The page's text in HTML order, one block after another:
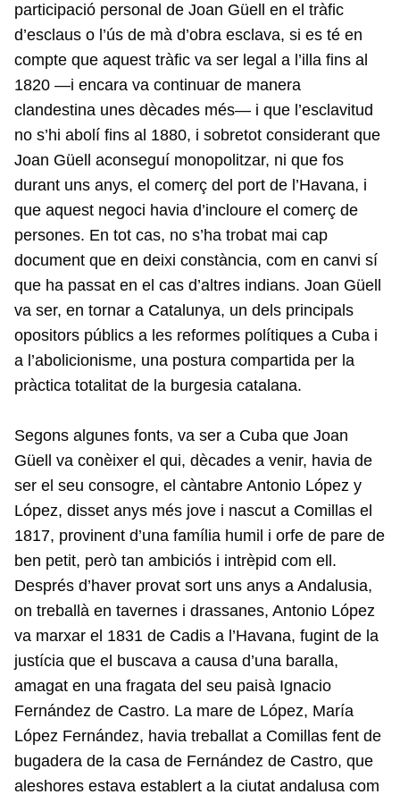
participació personal de Joan Güell en el tràfic
d’esclaus o l’ús de mà d’obra esclava, si es té en
compte que aquest tràfic va ser legal a l’illa fins al
1820 —i encara va continuar de manera
clandestina unes dècades més— i que l’esclavitud
no s’hi abolí fins al 1880, i sobretot considerant que
Joan Güell aconseguí monopolitzar, ni que fos
durant uns anys, el comerç del port de l’Havana, i
que aquest negoci havia d’incloure el comerç de
persones. En tot cas, no s’ha trobat mai cap
document que en deixi constància, com en canvi sí
que ha passat en el cas d’altres indians. Joan Güell
va ser, en tornar a Catalunya, un dels principals
opositors públics a les reformes polítiques a Cuba i
a l’abolicionisme, una postura compartida per la
pràctica totalitat de la burgesia catalana.
Segons algunes fonts, va ser a Cuba que Joan
Güell va conèixer el qui, dècades a venir, havia de
ser el seu consogre, el càntabre Antonio López y
López, disset anys més jove i nascut a Comillas el
1817, provinent d’una família humil i orfe de pare de
ben petit, però tan ambiciós i intrèpid com ell.
Després d’haver provat sort uns anys a Andalusia,
on treballà en tavernes i drassanes, Antonio López
va marxar el 1831 de Cadis a l’Havana, fugint de la
justícia que el buscava a causa d’una baralla,
amagat en una fragata del seu paisà Ignacio
Fernández de Castro. La mare de López, María
López Fernández, havia treballat a Comillas fent de
bugadera de la casa de Fernández de Castro, que
aleshores estava establert a la ciutat andalusa com